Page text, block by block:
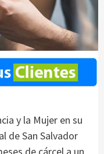
y la Mujer en su
de San Salvador
de cárcel a un